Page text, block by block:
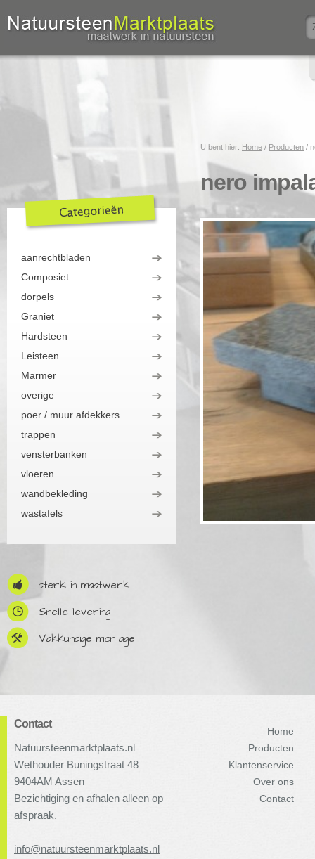
aanrechtbladen
Composiet
dorpels
Graniet
Hardsteen
Leisteen
Marmer
overige
poer / muur afdekkers
trappen
vensterbanken
vloeren
wandbekleding
wastafels
sterk in maatwerk
Snelle levering
Vakkundige montage
U bent hier: Home / Producten /
nero
Contact
Natuursteenmarktplaats.nl
Wethouder Buningstraat 48
9404AM Assen
Bezichtiging en afhalen alleen op
afspraak.
info@natuursteenmarktplaats.nl
Home
Producten
Klantenservice
Over ons
Contact